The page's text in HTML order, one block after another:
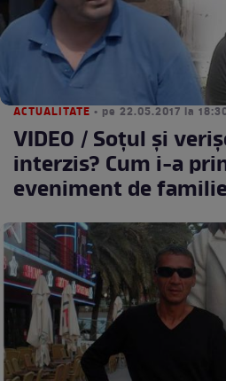
ACTUALITATE • pe 22.05.2017 la
VIDEO / Soţul şi
interzis? Cum i-a
eveniment de